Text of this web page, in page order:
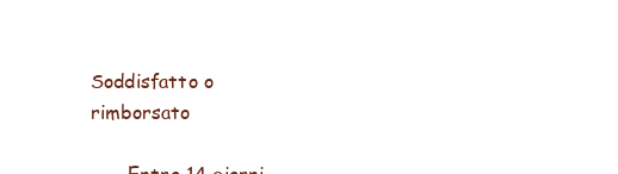
Soddisfatto o
rimborsato